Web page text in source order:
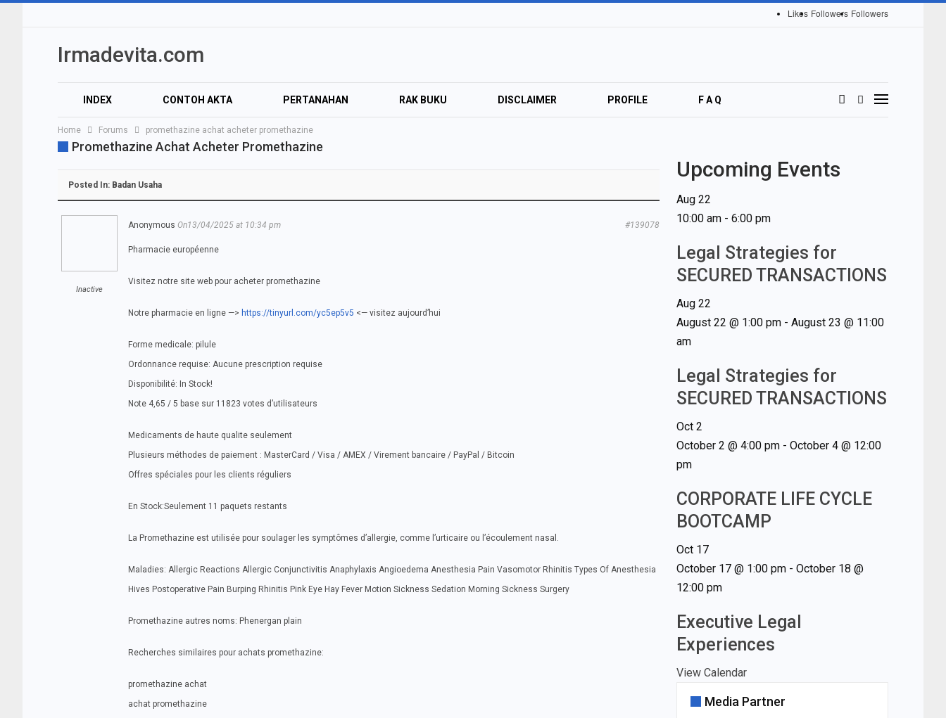
Likes Followers Followers
Irmadevita.com
INDEX CONTOH AKTA PERTANAHAN RAK BUKU DISCLAIMER PROFILE F A Q
AUDIO VIDEO
Home Forums promethazine achat acheter promethazine
Promethazine Achat Acheter Promethazine
Posted In: Badan Usaha
Inactive
Anonymous On13/04/2025 at 10:34 pm #139078
Pharmacie européenne
Visitez notre site web pour acheter promethazine
Notre pharmacie en ligne —> https://tinyurl.com/yc5ep5v5 <— visitez aujourd’hui
Forme medicale: pilule
Ordonnance requise: Aucune prescription requise
Disponibilité: In Stock!
Note 4,65 / 5 base sur 11823 votes d’utilisateurs
Medicaments de haute qualite seulement
Plusieurs méthodes de paiement : MasterCard / Visa / AMEX / Virement bancaire / PayPal / Bitcoin
Offres spéciales pour les clients réguliers
En Stock:Seulement 11 paquets restants
La Promethazine est utilisée pour soulager les symptômes d’allergie, comme l’urticaire ou l’écoulement nasal.
Maladies: Allergic Reactions Allergic Conjunctivitis Anaphylaxis Angioedema Anesthesia Pain Vasomotor Rhinitis Types Of Anesthesia
Hives Postoperative Pain Burping Rhinitis Pink Eye Hay Fever Motion Sickness Sedation Morning Sickness Surgery
Promethazine autres noms: Phenergan plain
Recherches similaires pour achats promethazine:
promethazine achat
achat promethazine
Upcoming Events
Aug 22
10:00 am- 6:00 pm
Legal Strategies for
SECURED TRANSACTIONS
Aug 22
August 22 @ 1:00 pm- August 23 @ 11:00
am
Legal Strategies for
SECURED TRANSACTIONS
Oct 2
October 2 @ 4:00 pm- October 4 @ 12:00
pm
CORPORATE LIFE CYCLE
BOOTCAMP
Oct 17
October 17 @ 1:00 pm- October 18 @
12:00 pm
Executive Legal
Experiences
View Calendar
Media Partner